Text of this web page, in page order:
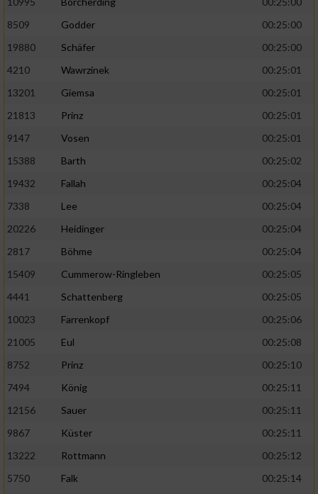
8509
Godder
00:25:00
19880
Schäfer
00:25:00
4210
Wawrzinek
00:25:01
13201
Giemsa
00:25:01
21813
Prinz
00:25:01
9147
Vosen
00:25:01
15388
Barth
00:25:02
19432
Fallah
00:25:04
7338
Lee
00:25:04
20226
Heidinger
00:25:04
2817
Böhme
00:25:04
15409
Cummerow-Ringleben
00:25:05
4441
Schattenberg
00:25:05
10023
Farrenkopf
00:25:06
21005
Eul
00:25:08
8752
Prinz
00:25:10
7494
König
00:25:11
12156
Sauer
00:25:11
9867
Küster
00:25:11
13222
Rottmann
00:25:12
5750
Falk
00:25:14